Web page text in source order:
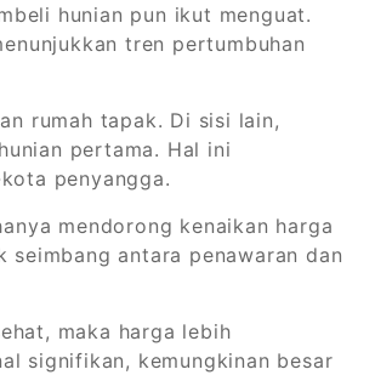
hunian pun ikut menguat.
tren pertumbuhan
rumah tapak. Di sisi lain,
pertama. Hal ini
penyangga.
mendorong kenaikan harga
antara penawaran dan
maka harga lebih
signifikan, kemungkinan besar